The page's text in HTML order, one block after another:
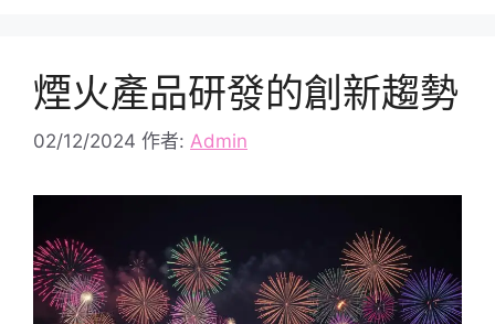
煙火產品研發的創新趨勢
02/12/2024 作者: Admin